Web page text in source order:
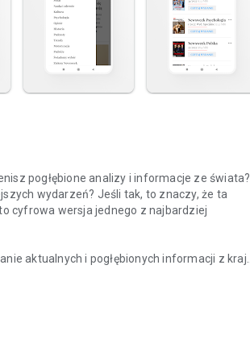
pogłębione analizy i informacje ze świata?
wydarzeń? Jeśli tak, to znaczy, że ta
cyfrowa wersja jednego z najbardziej
aktualnych i pogłębionych informacji z kraju
osobowościami na temat procesów oraz